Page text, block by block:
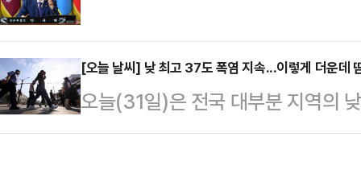
법·방송문화진흥회법·한국교…
유 권한이라며 관련한 논의를 한 적
원내운영수석부대표는 30일 국회
전 대표 사면론에 대해 "(사면은)
하는 건 문제가 있…
[오늘 날씨] 낮 최고 37도 폭염 지속...이렇게 더운데
오늘(31일)은 전국 대부분 지역의
이 이어지겠다.기상청에 따르면 아